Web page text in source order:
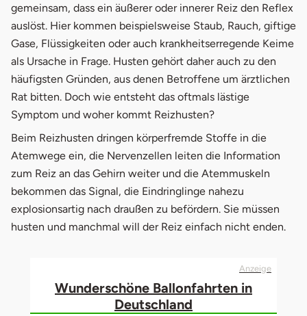
gemeinsam, dass ein äußerer oder innerer Reiz den Reflex
auslöst. Hier kommen beispielsweise Staub, Rauch, giftige
Gase, Flüssigkeiten oder auch krankheitserregende Keime
als Ursache in Frage. Husten gehört daher auch zu den
häufigsten Gründen, aus denen Betroffene um ärztlichen
Rat bitten. Doch wie entsteht das oftmals lästige
Symptom und woher kommt Reizhusten?
Beim Reizhusten dringen körperfremde Stoffe in die
Atemwege ein, die Nervenzellen leiten die Information
zum Reiz an das Gehirn weiter und die Atemmuskeln
bekommen das Signal, die Eindringlinge nahezu
explosionsartig nach draußen zu befördern. Sie müssen
husten und manchmal will der Reiz einfach nicht enden.
Anzeige
Wunderschöne Ballonfahrten in
Deutschland